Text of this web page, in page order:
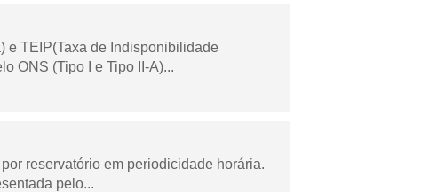
e TEIP(Taxa de Indisponibilidade
ONS (Tipo I e Tipo II-A)...
reservatório em periodicidade horária.
pelo...